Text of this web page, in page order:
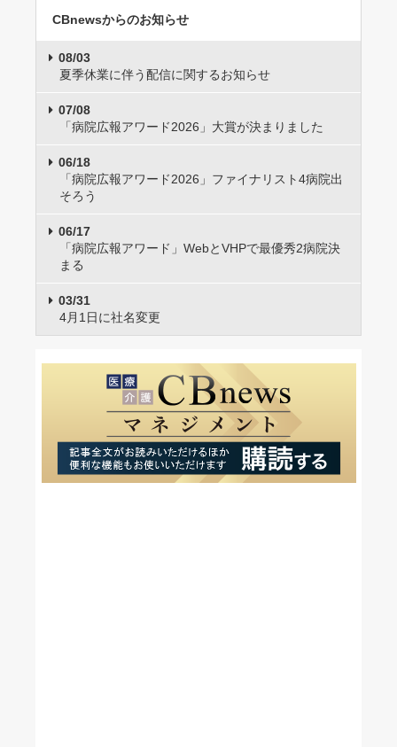
CBnewsからのお知らせ
08/03
夏季休業に伴う配信に関するお知らせ
07/08
「病院広報アワード2026」大賞が決まりました
06/18
「病院広報アワード2026」ファイナリスト4病院出
そろう
06/17
「病院広報アワード」WebとVHPで最優秀2病院決
まる
03/31
4月1日に社名変更